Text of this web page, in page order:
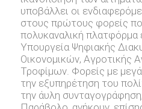
υποβάλλει οι
στους πρώτους φορείς
πολυκαναλική πλατφόρμα
Υπουργεία Ψηφιακής
Οικονομικών, Αγροτικής
Τροφίμων. Φορείς με
την εξυπηρέτηση του
την άυλη